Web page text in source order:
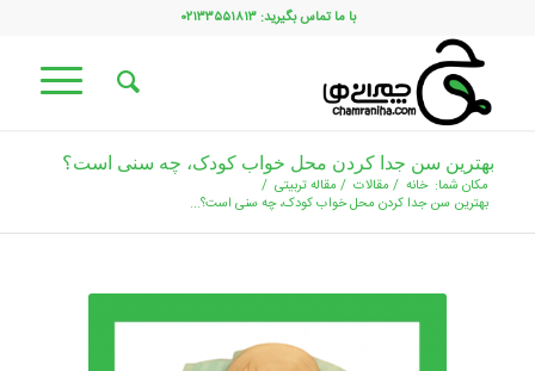
با ما تماس بگیرید: ۰۲۱۳۳۵۵۱۸۱۳
بهترین سن جدا کردن محل خواب کودک، چه سنی است؟
مکان شما: خانه / مقالات / مقاله تربیتی /
بهترین سن جدا کردن محل خواب کودک، چه سنی است؟...